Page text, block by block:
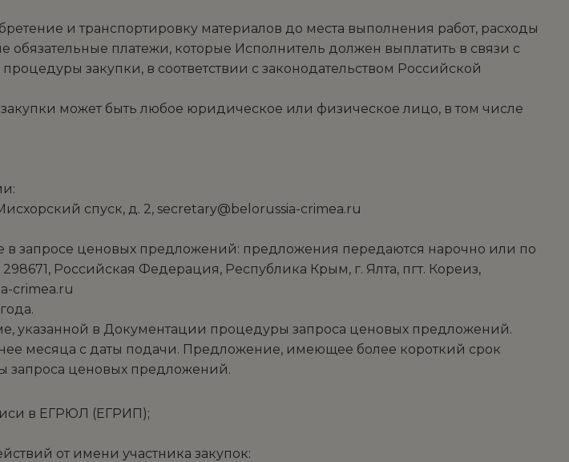
и транспортировку материалов до места выполнения работ, расходы
обязательные платежи, которые Исполнитель должен выплатить в связи с
закупки, в соответствии с законодательством Российской
может быть любое юридическое или физическое лицо, в том числе
спуск, д. 2, secretary@belorussia-crimea.ru
в запросе ценовых предложений: предложения передаются нарочно или по
Российская Федерация, Республика Крым, г. Ялта, пгт. Кореиз,
crimea.ru
указанной в Документации процедуры запроса ценовых предложений.
месяца с даты подачи. Предложение, имеющее более короткий срок
запроса ценовых предложений.
в ЕГРЮЛ (ЕГРИП);
от имени участника закупок: